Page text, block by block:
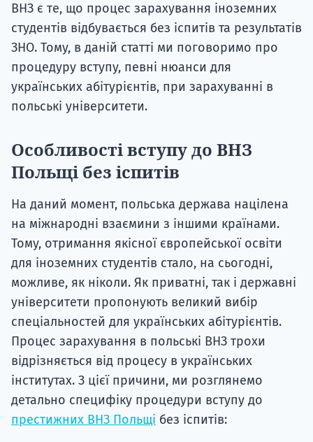
ВНЗ є те, що процес зарахування іноземних
студентів відбувається без іспитів та результатів
ЗНО. Тому, в даній статті ми поговоримо про
процедуру вступу, певні нюанси для
українських абітурієнтів, при зарахуванні в
польські університети.
Особливості вступу до ВНЗ
Польщі без іспитів
На даний момент, польська держава націлена
на міжнародні взаємини з іншими країнами.
Тому, отримання якісної європейської освіти
для іноземних студентів стало, на сьогодні,
можливе, як ніколи. Як приватні, так і державні
університети пропонують великий вибір
спеціальностей для українських абітурієнтів.
Процес зарахування в польські ВНЗ трохи
відрізняється від процесу в українських
інститутах. З цієї причини, ми розглянемо
детально специфіку процедури вступу до
престижних ВНЗ Польщі без іспитів: